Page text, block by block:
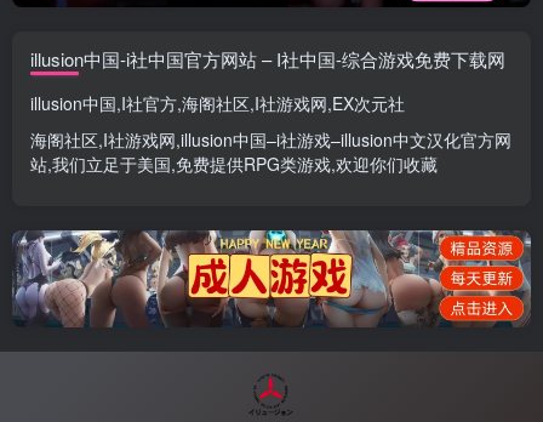
illusion中国-i社中国官方网站 – I社中国-综合游戏免费下载网
illusion中国,I社官方,海阁社区,I社游戏网,EX次元社
海阁社区,I社游戏网,illusion中国–i社游戏–illusion中文汉化官方网
站,我们立足于美国,免费提供RPG类游戏,欢迎你们收藏